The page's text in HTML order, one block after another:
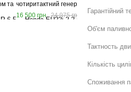
та чотиритактний генератор
Хонда
16 500 грн 24 975 грн
генератор
23 600 грн
Гарантійний
Об'єм
Тактность
Кількість
Споживання